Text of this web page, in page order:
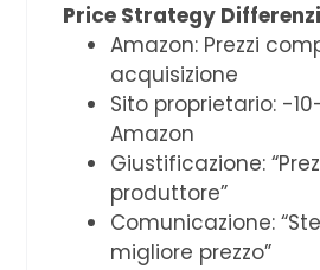
Price Strategy
Amazon: Prezzi
acquisizione
Sito proprietario: -
Amazon
Giustificazione:
produttore”
Comunicazione:
migliore prezzo”